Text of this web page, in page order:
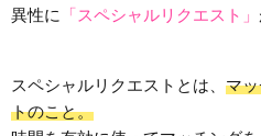
異性に 「スペシャルリクエスト」
スペシャルリクエストとは、 マ
トのこと。